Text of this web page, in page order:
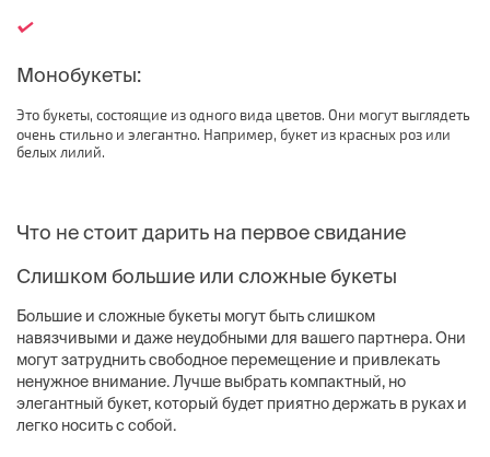
Монобукеты:
Это букеты, состоящие из одного вида цветов. Они могут выглядеть
очень стильно и элегантно. Например, букет из красных роз или
белых лилий.
Что не стоит дарить на первое свидание
Слишком большие или сложные букеты
Большие и сложные букеты могут быть слишком
навязчивыми и даже неудобными для вашего партнера. Они
могут затруднить свободное перемещение и привлекать
ненужное внимание. Лучше выбрать компактный, но
элегантный букет, который будет приятно держать в руках и
легко носить с собой.